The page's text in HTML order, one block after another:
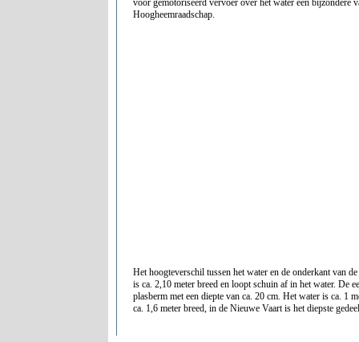
voor gemotoriseerd vervoer over het water een bijzondere
Hoogheemraadschap.
Het hoogteverschil tussen het water en de onderkant van
is ca. 2,10 meter breed en loopt schuin af in het water. De
plasberm met een diepte van ca. 20 cm. Het water is ca. 1
ca. 1,6 meter breed, in de Nieuwe Vaart is het diepste